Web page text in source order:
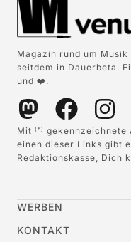
Magazin rund um
seitdem in Dauerbeta.
und ❤️.
Mit (*)
gekennzeichnete
einen dieser Links gibt
Redaktionskasse, Dich
WERBEN
KONTAKT